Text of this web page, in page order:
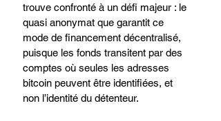
trouve confronté à un défi majeur : le
quasi anonymat que garantit ce
mode de financement décentralisé,
puisque les fonds transitent par des
comptes où seules les adresses
bitcoin peuvent être identifiées, et
non l’identité du détenteur.